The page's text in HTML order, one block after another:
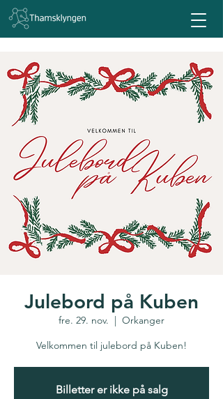
Julebord på Kuben
fre. 29. nov.
  |
Orkanger
Velkommen til julebord på Kuben!
Billetter er ikke på salg